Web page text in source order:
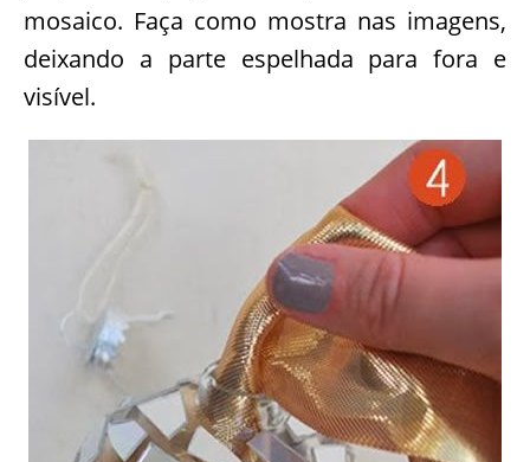
mosaico. Faça como mostra nas imagens,
deixando a parte espelhada para fora e
visível.